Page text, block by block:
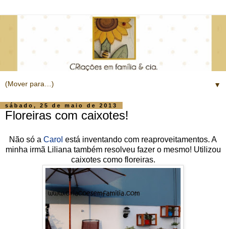
▼
sábado, 25 de maio de 2013
Floreiras com caixotes!
Não só a Carol está inventando com reaproveitamentos. A
minha irmã Liliana também resolveu fazer o mesmo! Utilizou
caixotes como floreiras.